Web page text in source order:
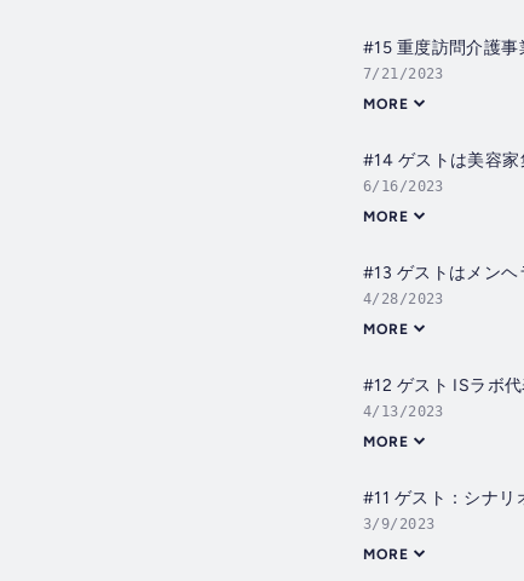
#15 重度訪問介護
7/21/2023
MORE
#14 ゲストは美容
6/16/2023
MORE
#13 ゲストはメン
4/28/2023
MORE
#12 ゲスト ISラボ
4/13/2023
MORE
#11 ゲスト：シナリ
3/9/2023
MORE